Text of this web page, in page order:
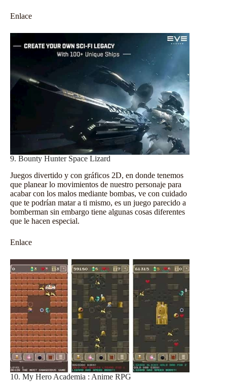
Enlace
9. Bounty Hunter Space Lizard
Juegos divertido y con gráficos 2D, en donde tenemos
que planear lo movimientos de nuestro personaje para
acabar con los malos mediante bombas, ve con cuidado
que te podrían matar a ti mismo, es un juego parecido a
bomberman sin embargo tiene algunas cosas diferentes
que le hacen especial.
Enlace
10. My Hero Academia : Anime RPG